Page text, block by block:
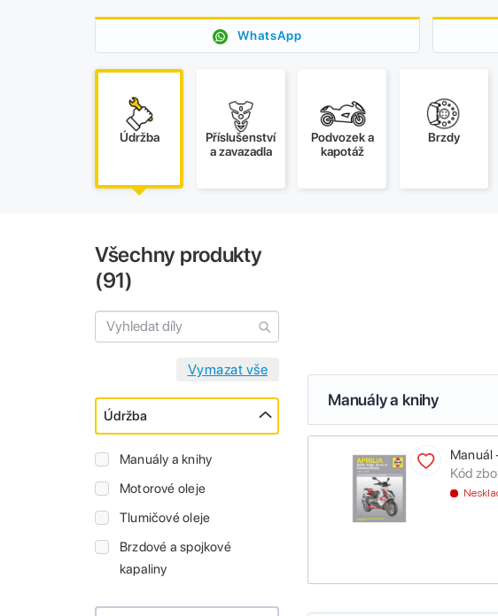
WhatsApp
Údržba
Příslušenství
a zavazadla
Podvozek a
kapotáž
Brzdy
Všechny produkty
(91)
Údržba
Manuály a knihy
Motorové oleje
Tlumičové oleje
Brzdové a spojkové
kapaliny
Manuály a knihy
Manuál
Kód